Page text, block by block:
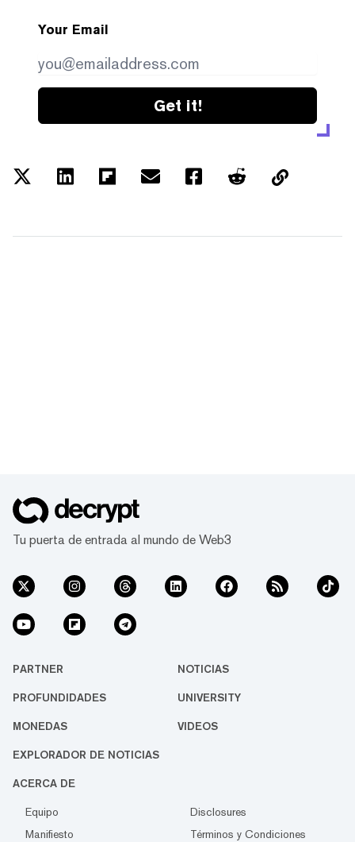
Your Email
Get it!
Tu puerta de entrada al mundo de Web3
PARTNER NOTICIAS
PROFUNDIDADES UNIVERSITY
MONEDAS VIDEOS
EXPLORADOR DE NOTICIAS
ACERCA DE
Equipo
Disclosures
Manifiesto
Términos y Condiciones